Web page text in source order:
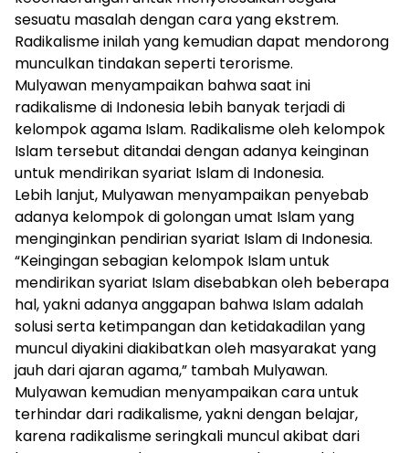
sesuatu masalah dengan cara yang ekstrem.
Radikalisme inilah yang kemudian dapat mendorong
munculkan tindakan seperti terorisme.
Mulyawan menyampaikan bahwa saat ini
radikalisme di Indonesia lebih banyak terjadi di
kelompok agama Islam. Radikalisme oleh kelompok
Islam tersebut ditandai dengan adanya keinginan
untuk mendirikan syariat Islam di Indonesia.
Lebih lanjut, Mulyawan menyampaikan penyebab
adanya kelompok di golongan umat Islam yang
menginginkan pendirian syariat Islam di Indonesia.
“Keingingan sebagian kelompok Islam untuk
mendirikan syariat Islam disebabkan oleh beberapa
hal, yakni adanya anggapan bahwa Islam adalah
solusi serta ketimpangan dan ketidakadilan yang
muncul diyakini diakibatkan oleh masyarakat yang
jauh dari ajaran agama,” tambah Mulyawan.
Mulyawan kemudian menyampaikan cara untuk
terhindar dari radikalisme, yakni dengan belajar,
karena radikalisme seringkali muncul akibat dari